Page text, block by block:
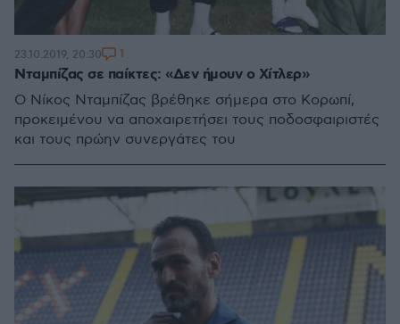
Νταμπίζας σε παίκτες: «Δεν ήμουν ο Χίτλερ»
Ο Νίκος Νταμπίζας βρέθηκε σήμερα στο Κορωπί,
προκειμένου να αποχαιρετήσει τους ποδοσφαιριστές
και τους πρώην συνεργάτες του
23.10.2019, 20:30 1